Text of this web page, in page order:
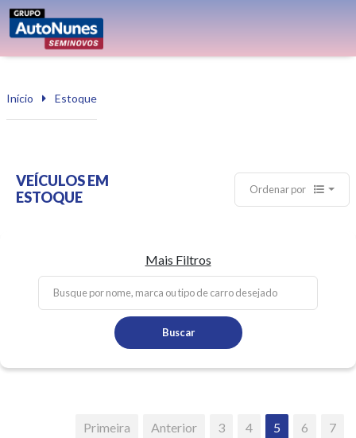
Início Estoque
VEÍCULOS EM
ESTOQUE
Ordenar por
Mais Filtros
Buscar
Primeira Anterior 3 4 5 6
7